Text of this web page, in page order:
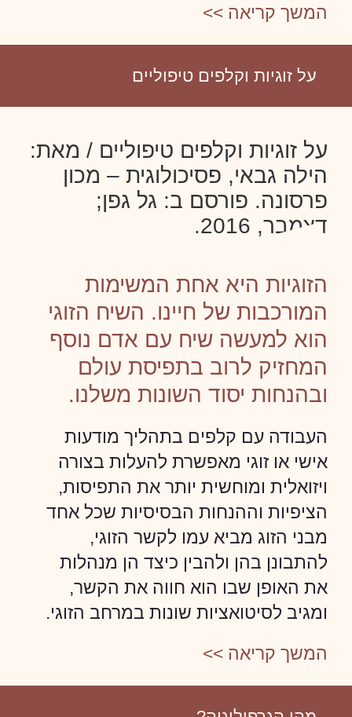
המשך קריאה >>
על זוגיות וקלפים טיפוליים
על זוגיות וקלפים טיפוליים / מאת:
הילה גבאי, פסיכולוגית – מכון
פרסונה. פורסם ב: גל גפן;
דצמבר, 2016.
הזוגיות היא אחת המשימות
המורכבות של חיינו. השיח הזוגי
הוא למעשה שיח עם אדם נוסף
המחזיק לרוב בתפיסת עולם
ובהנחות יסוד השונות משלנו.
העבודה עם קלפים בתהליך מודעות
אישי או זוגי מאפשרת להעלות בצורה
ויזואלית ומוחשית יותר את התפיסות,
הציפיות וההנחות הבסיסיות שכל אחד
מבני הזוג מביא עמו לקשר הזוגי,
להתבונן בהן ולהבין כיצד הן מנהלות
את האופן שבו הוא חווה את הקשר,
ומגיב לסיטואציות שונות במרחב הזוגי.
המשך קריאה >>